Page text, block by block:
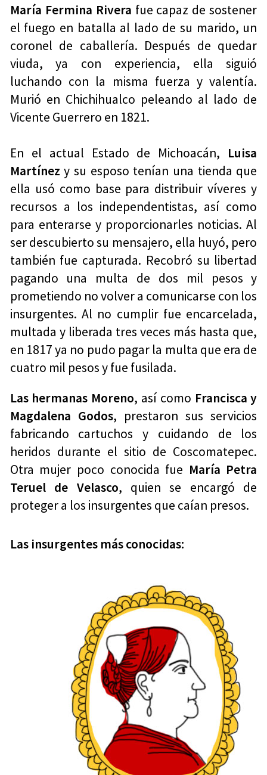
María Fermina Rivera fue capaz de sostener
el fuego en batalla al lado de su marido, un
coronel de caballería. Después de quedar
viuda, ya con experiencia, ella siguió
luchando con la misma fuerza y valentía.
Murió en Chichihualco peleando al lado de
Vicente Guerrero en 1821.
En el actual Estado de Michoacán, Luisa
Martínez y su esposo tenían una tienda que
ella usó como base para distribuir víveres y
recursos a los independentistas, así como
para enterarse y proporcionarles noticias. Al
ser descubierto su mensajero, ella huyó, pero
también fue capturada. Recobró su libertad
pagando una multa de dos mil pesos y
prometiendo no volver a comunicarse con los
insurgentes. Al no cumplir fue encarcelada,
multada y liberada tres veces más hasta que,
en 1817 ya no pudo pagar la multa que era de
cuatro mil pesos y fue fusilada.
Las hermanas Moreno, así como Francisca y
Magdalena Godos, prestaron sus servicios
fabricando cartuchos y cuidando de los
heridos durante el sitio de Coscomatepec.
Otra mujer poco conocida fue María Petra
Teruel de Velasco, quien se encargó de
proteger a los insurgentes que caían presos.
Las insurgentes más conocidas: